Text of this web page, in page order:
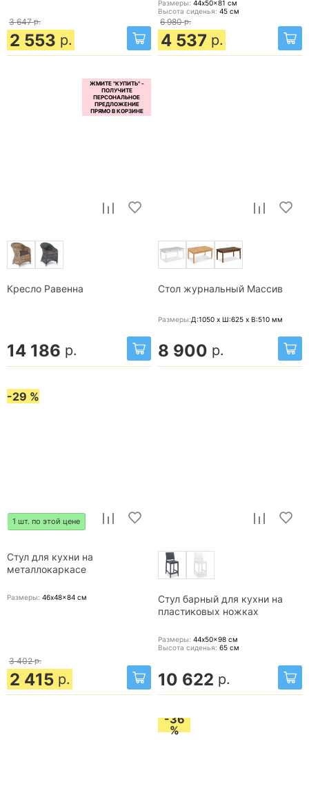
3 647 р.
2 553 р.
Размеры: 44x50x81 см
Высота сиденья: 45 см
6 980 р.
4 537 р.
Кресло Равенна
14 186 р.
Стол журнальный Массив
Размеры:Д:1050 x Ш:625 x В:510 мм
8 900 р.
-29 %
1 шт. по этой цене
Стул для кухни на
металлокаркасе
Размеры: 46x48x84 см
3 402 р.
2 415 р.
Стул барный для кухни на
пластиковых ножках
Размеры: 44x50x98 см
Высота сиденья: 65 см
10 622 р.
-36
%